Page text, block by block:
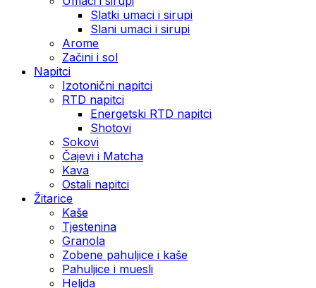
Slatki umaci i sirupi
Slani umaci i sirupi
Arome
Začini i sol
Napitci
Izotonični napitci
RTD napitci
Energetski RTD napitci
Shotovi
Sokovi
Čajevi i Matcha
Kava
Ostali napitci
Žitarice
Kaše
Tjestenina
Granola
Zobene pahuljice i kaše
Pahuljice i muesli
Heljda